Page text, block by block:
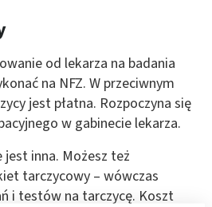
od lekarza na badania
na NFZ. W przeciwnym
jest płatna. Rozpoczyna się
w gabinecie lekarza.
jest inna. Możesz też
tarczycowy – wówczas
i testów na tarczycę. Koszt